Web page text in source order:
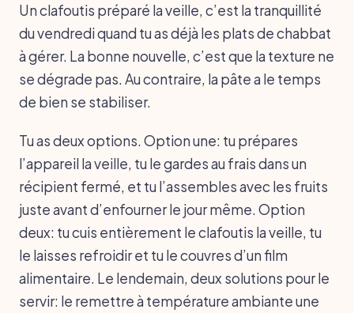
Un clafoutis préparé la veille, c’est la tranquillité
du vendredi quand tu as déjà les plats de chabbat
à gérer. La bonne nouvelle, c’est que la texture ne
se dégrade pas. Au contraire, la pâte a le temps
de bien se stabiliser.
Tu as deux options. Option une: tu prépares
l’appareil la veille, tu le gardes au frais dans un
récipient fermé, et tu l’assembles avec les fruits
juste avant d’enfourner le jour même. Option
deux: tu cuis entièrement le clafoutis la veille, tu
le laisses refroidir et tu le couvres d’un film
alimentaire. Le lendemain, deux solutions pour le
servir: le remettre à température ambiante une